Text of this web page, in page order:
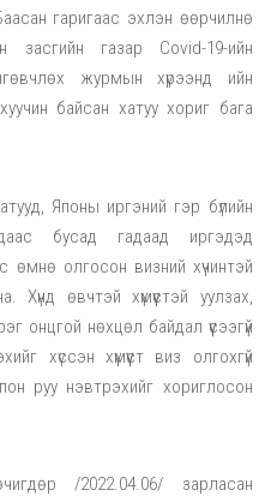
гаригаас эхлэн өөрчилнө
газар Covid-19-ийн
журмын хүрээнд ийн
байсан хатуу хориг бага
Японы иргэний гэр бүлийн
бусад гадаад иргэдэд
өмнө олгосон визний хүчинтэй
Хүнд өвчтэй хүмүүстэй уулзах,
онцгой нөхцөл байдал үүсээгүй
хүссэн хүмүүст виз олгохгүй
руу нэвтрэхийг хориглосон
/2022.04.06/ зарласан